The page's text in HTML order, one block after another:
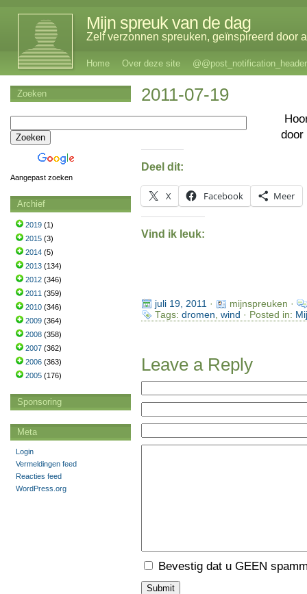
Mijn spreuk van de dag
Zelf verzonnen spreuken, geïnspireerd door
Home Over deze site @@post_notification_header
2011-07-19
Deel dit:
X Facebook Meer
Vind ik leuk:
juli 19, 2011 ·
mijnspreuken ·
Tags: dromen wind · Posted in:
Leave a Reply
Bevestig dat u GEEN
Zoeken
Aangepast zoeken
Archief
2019 (1)
2015 (3)
2014 (5)
2013 (134)
2012 (346)
2011 (359)
2010 (346)
2009 (364)
2008 (358)
2007 (362)
2006 (363)
2005 (176)
Sponsoring
Meta
Login
Vermeldingen feed
Reacties feed
WordPress.org